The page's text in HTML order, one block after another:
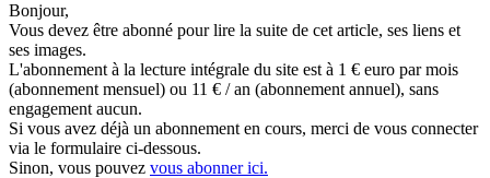
Bonjour,
Vous devez être abonné pour lire la suite de cet article, ses liens et
ses images.
L'abonnement à la lecture intégrale du site est à 1 € euro par mois
(abonnement mensuel) ou 11 € / an (abonnement annuel), sans
engagement aucun.
Si vous avez déjà un abonnement en cours, merci de vous connecter
via le formulaire ci-dessous.
Sinon, vous pouvez vous abonner ici.